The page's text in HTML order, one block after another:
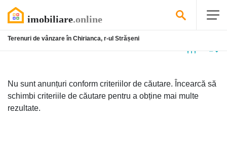
Terenuri de vânzare în Chirianca, r-ul Strășeni
Nu sunt anunțuri conform criteriilor de căutare. Încearcă să
schimbi criteriile de căutare pentru a obține mai multe
rezultate.